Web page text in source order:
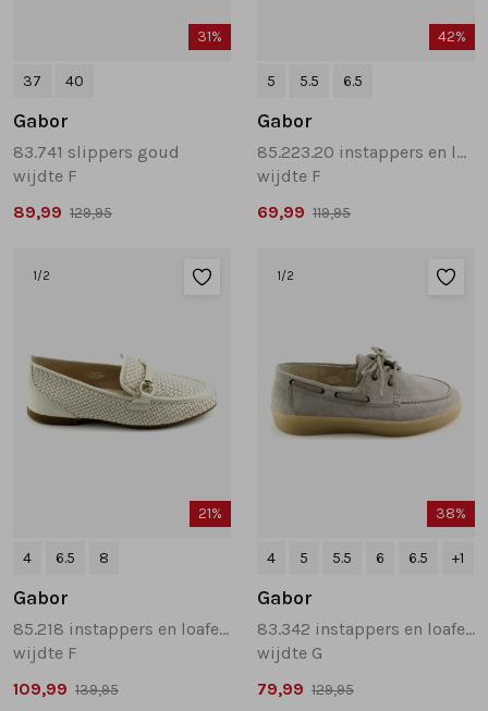
31%
37 40
Gabor
83.741 slippers goud
wijdte F
89,99 129,95
42%
5 5.5 6.5
Gabor
85.223.20 instappers en loafers wit combinatie
wijdte F
69,99 119,95
1 /2
21%
4 6.5 8
Gabor
85.218 instappers en loafers taupe
wijdte F
109,99 139,95
1 /2
38%
4 5 5.5 6 6.5 +1
Gabor
83.342 instappers en loafers taupe
wijdte G
79,99 129,95